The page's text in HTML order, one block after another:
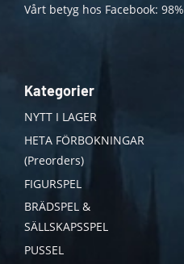
Vårt betyg hos Facebook: 98%
Kategorier
NYTT I LAGER
HETA FÖRBOKNINGAR
(Preorders)
FIGURSPEL
BRÄDSPEL &
SÄLLSKAPSSPEL
PUSSEL